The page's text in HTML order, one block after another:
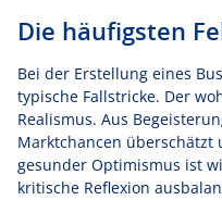
Die häufigsten
Bei der Erstellung eines
typische Fallstricke. Der
Realismus. Aus
Marktchancen überschätzt
gesunder Optimismus ist
kritische Reflexion